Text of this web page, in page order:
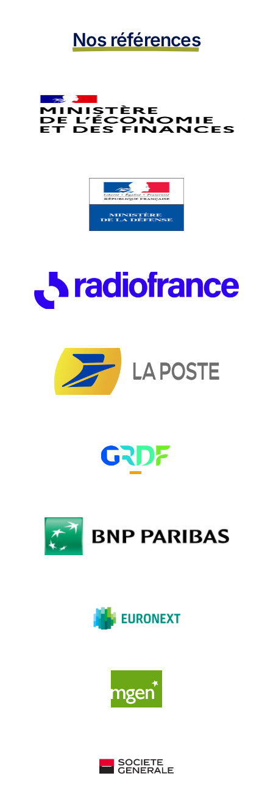
Nos références